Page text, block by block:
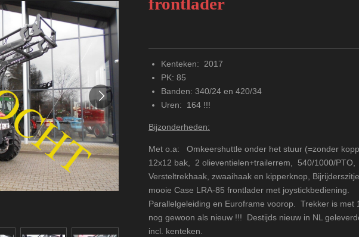
Kenteken: 2017
PK: 85
Banden: 340/24 en 420/34
Uren: 164 !!!
Bijzonderheden:
Met o.a: Omkeershuttle onder het stuur (=zonder
12x12 bak, 2 olieventielen+trailerrem, 540/1000/PTO,
Versteltrekhaak, zwaaihaak en kipperknop,
mooie Case LRA-85 frontlader met joystickbediening.
Parallelgeleiding en Euroframe voorop. Trekker is met
nog gewoon als nieuw !!! Destijds nieuw in NL
incl. kenteken.